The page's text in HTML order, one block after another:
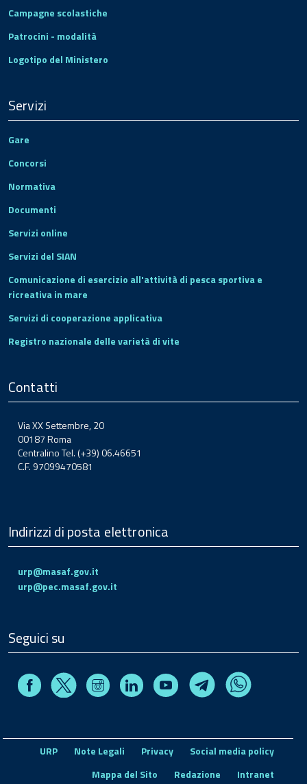
Campagne scolastiche
Patrocini - modalità
Logotipo del Ministero
Servizi
Gare
Concorsi
Normativa
Documenti
Servizi online
Servizi del SIAN
Comunicazione di esercizio all'attività di pesca sportiva e
ricreativa in mare
Servizi di cooperazione applicativa
Registro nazionale delle varietà di vite
Contatti
Via XX Settembre, 20
00187 Roma
Centralino Tel. (+39) 06.46651
C.F. 97099470581
Indirizzi di posta elettronica
urp@masaf.gov.it
urp@pec.masaf.gov.it
Seguici su
FacebookX InstagramLinkedin Youtube TelegramWhatsapp
URP Note Legali Privacy
Social media policy
Mappa del Sito
Redazione Intranet